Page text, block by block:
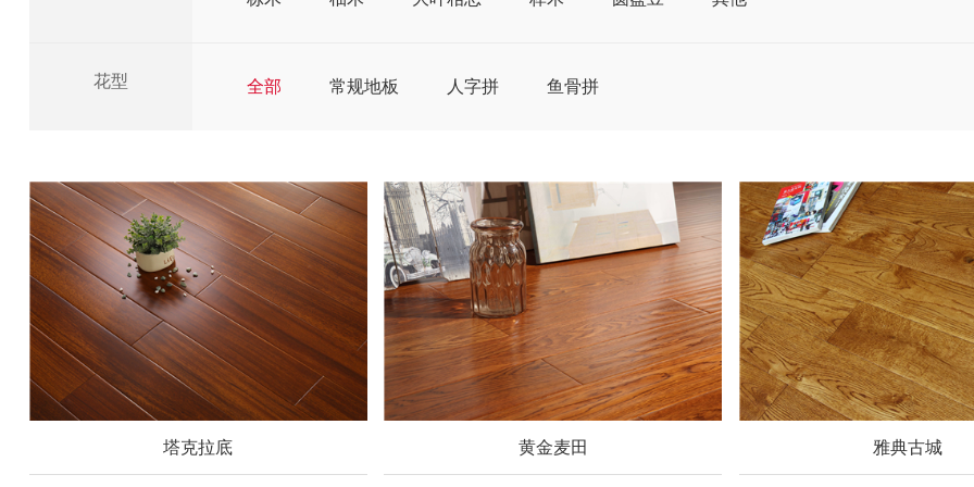
花型 全部 常规地板 人字拼 鱼骨拼
塔克拉底 黄金麦田 雅典古城